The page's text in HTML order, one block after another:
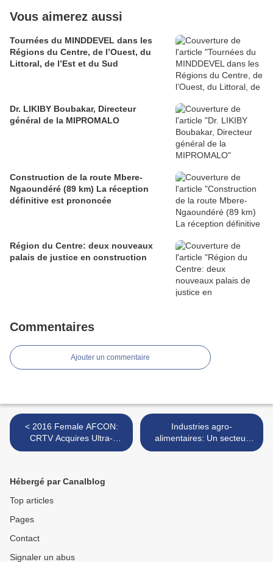
Vous aimerez aussi
Tournées du MINDDEVEL dans les
Régions du Centre, de l’Ouest, du
Littoral, de l’Est et du Sud
Dr. LIKIBY Boubakar, Directeur
général de la MIPROMALO
Construction de la route Mbere-
Ngaoundéré (89 km) La réception
définitive est prononcée
Région du Centre: deux nouveaux
palais de justice en construction
Commentaires
Ajouter un commentaire
< 2016 Female AFCON:
CRTV Acquires Ultra-
modern Broadcast
Industries agro-
alimentaires: Un secteur
porteur >
Hébergé par Canalblog
Top articles
Pages
Contact
Signaler un abus